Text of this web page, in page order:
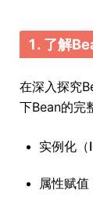
1. 了解
在深入探究
下Bean的完
实例化
属性赋值